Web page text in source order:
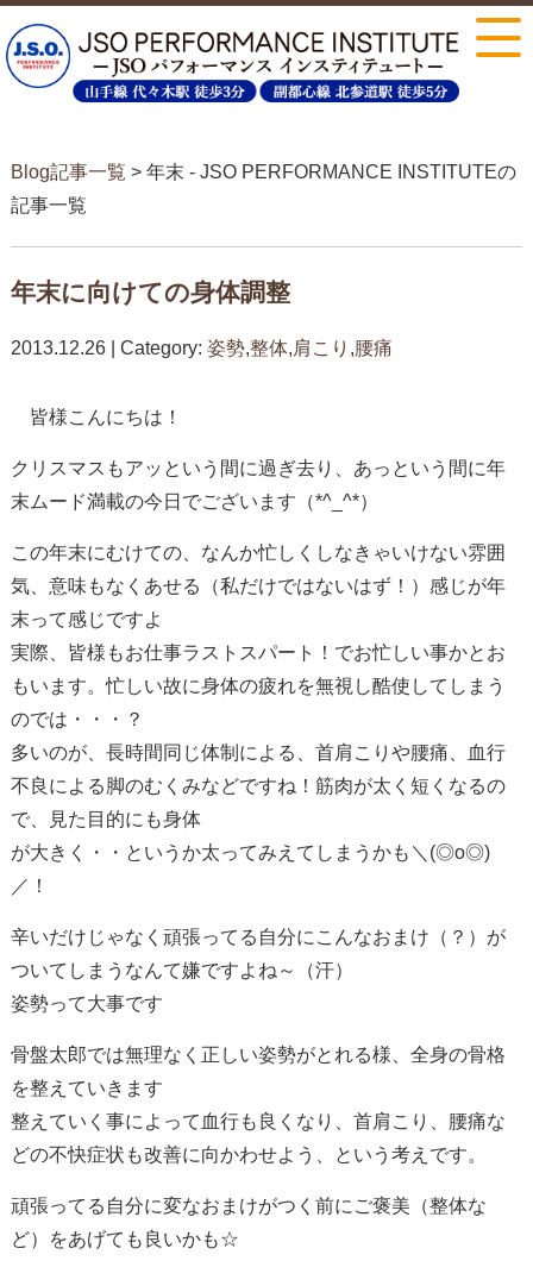
Blog記事一覧 > 年末 - JSO PERFORMANCE INSTITUTEの
記事一覧
年末に向けての身体調整
2013.12.26 | Category: 姿勢,整体,肩こり ,腰痛
皆様こんにちは！
クリスマスもアッという間に過ぎ去り、あっという間に年
末ムード満載の今日でございます（*^_^*）
この年末にむけての、なんか忙しくしなきゃいけない雰囲
気、意味もなくあせる（私だけではないはず！）感じが年
末って感じですよ
実際、皆様もお仕事ラストスパート！でお忙しい事かとお
もいます。忙しい故に身体の疲れを無視し酷使してしまう
のでは・・・？
多いのが、長時間同じ体制による、首肩こりや腰痛、血行
不良による脚のむくみなどですね！筋肉が太く短くなるの
で、見た目的にも身体
が大きく・・というか太ってみえてしまうかも＼(◎o◎)
／！
辛いだけじゃなく頑張ってる自分にこんなおまけ（？）が
ついてしまうなんて嫌ですよね～（汗）
姿勢って大事です
骨盤太郎では無理なく正しい姿勢がとれる様、全身の骨格
を整えていきます
整えていく事によって血行も良くなり、首肩こり、腰痛な
どの不快症状も改善に向かわせよう、という考えです。
頑張ってる自分に変なおまけがつく前にご褒美（整体な
ど）をあげても良いかも☆